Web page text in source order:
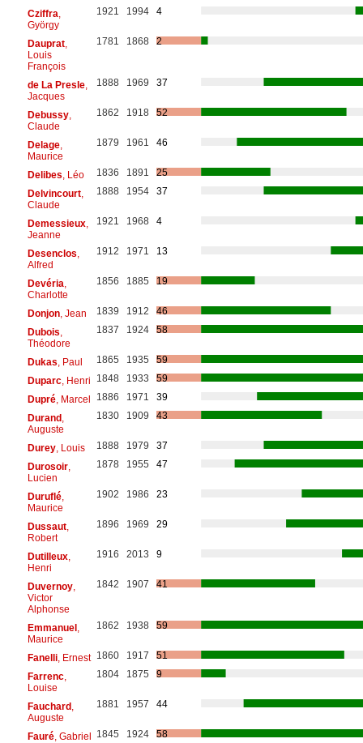
Cziffra
György
1921 1994 4
Dauprat,
Louis
François
1781 1868 2
de La Presle,
Jacques
1888 1969 37
Debussy,
Claude
1862 1918 52
Delage,
Maurice
1879 1961 46
Delibes , Léo 1836 1891
25
Delvincourt,
Claude
1888 1954 37
Demessieux,
Jeanne
1921 1968 4
Desenclos
Alfred
1912 1971 13
Devéria
Charlotte
1856 1885 19
Donjon, Jean 1839 1912
46
Dubois
Théodore
1837 1924 58
Dukas , Paul 1865 1935
59
Duparc, Henri 1848 1933
59
Dupré, Marcel 1886 1971
39
Durand,
Auguste
1830 1909 43
Durey, Louis 1888 1979
37
Durosoir,
Lucien
1878 1955 47
Duruflé,
Maurice
1902 1986 23
Dussaut,
Robert
1896 1969 29
Dutilleux,
Henri
1916 2013 9
Duvernoy,
Victor
Alphonse
1842 1907 41
Emmanuel,
Maurice
1862 1938 59
Fanelli, Ernest 1860 1917
51
Farrenc,
Louise
1804 1875 9
Fauchard,
Auguste
1881 1957 44
Fauré, Gabriel 1845 1924
58